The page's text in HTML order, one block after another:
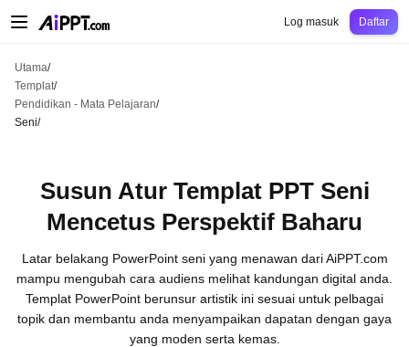
PendidikanGuru
Log masuk Daftar
Utama/
Templat/
Pendidikan - Mata Pelajaran/
Seni/
Susun Atur Templat PPT Seni
Mencetus Perspektif Baharu
Latar belakang PowerPoint seni yang menawan dari AiPPT.com
mampu mengubah cara audiens melihat kandungan digital anda.
Templat PowerPoint berunsur artistik ini sesuai untuk pelbagai
topik dan membantu anda menyampaikan dapatan dengan gaya
yang moden serta kemas.